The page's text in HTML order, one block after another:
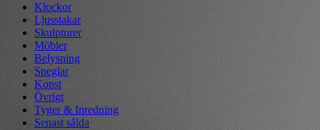
Klockor
Ljusstakar
Skulpturer
Möbler
Belysning
Speglar
Konst
Övrigt
Tyger & Inredning
Senast sålda